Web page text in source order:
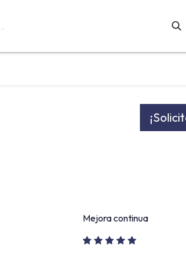
Mejora continua